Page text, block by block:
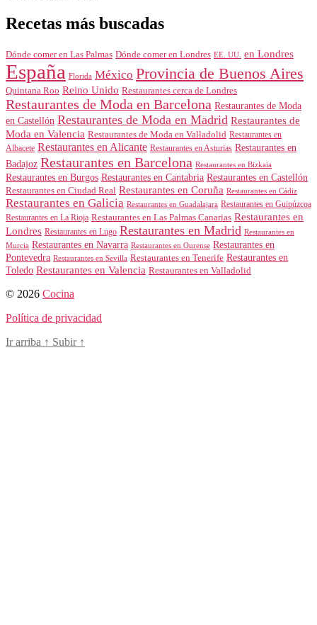
Recetas más buscadas
Dónde comer en Las Palmas Dónde comer en Londres EE. UU. en Londres
España Florida México Provincia de Buenos Aires
Quintana Roo Reino Unido Restaurantes cerca de Londres
Restaurantes de Moda en Barcelona Restaurantes de Moda
en Castellón Restaurantes de Moda en Madrid Restaurantes de
Moda en Valencia Restaurantes de Moda en Valladolid Restaurantes en
Albacete Restaurantes en Alicante Restaurantes en Asturias Restaurantes en
Badajoz Restaurantes en Barcelona Restaurantes en Bizkaia
Restaurantes en Burgos Restaurantes en Cantabria Restaurantes en Castellón
Restaurantes en Ciudad Real Restaurantes en Coruña Restaurantes en Cádiz
Restaurantes en Galicia Restaurantes en Guadalajara Restaurantes en Guipúzcoa
Restaurantes en La Rioja Restaurantes en Las Palmas Canarias Restaurantes en
Londres Restaurantes en Lugo Restaurantes en Madrid Restaurantes en
Murcia Restaurantes en Navarra Restaurantes en Ourense Restaurantes en
Pontevedra Restaurantes en Sevilla Restaurantes en Tenerife Restaurantes en
Toledo Restaurantes en Valencia Restaurantes en Valladolid
© 2026 Cocina
Política de privacidad
Ir arriba ↑ Subir ↑